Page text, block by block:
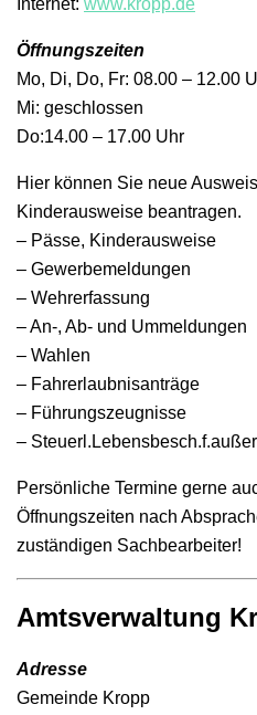
Internet: www.kropp.de
Öffnungszeiten
Mo, Di, Do, Fr: 08.00 – 12.00
Mi: geschlossen
Do:14.00 – 17.00 Uhr
Hier können Sie neue
Kinderausweise beantragen.
– Pässe, Kinderausweise
– Gewerbemeldungen
– Wehrerfassung
– An-, Ab- und Ummeldungen
– Wahlen
– Fahrerlaubnisanträge
– Führungszeugnisse
–
Persönliche Termine gerne
Öffnungszeiten nach
zuständigen Sachbearbeiter!
Amtsverwaltung
Adresse
Gemeinde Kropp